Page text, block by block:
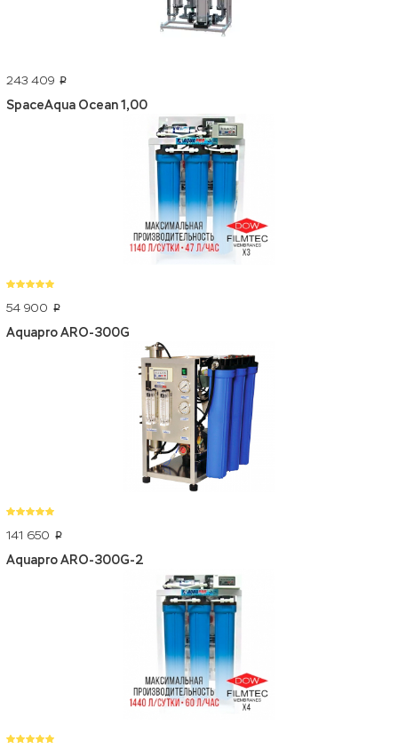
243 409 p
SpaceAqua Ocean 1,00
54 900 p
Aquapro ARO-300G
141 650 p
Aquapro ARO-300G-2